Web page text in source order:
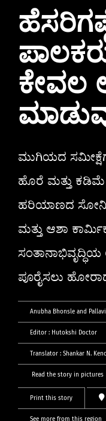
ಕೇವಲ
ಮುಗಿಯದ
ಹೊರೆ ಮತ್ತು
ಹರಿಯಾಣದ
ಮತ್ತು ಆಶಾ
ಪೂರೈಸಲು
Anubha Bhonsle and
Editor : Hutokshi Doctor
Translator : Shankar N.
Read the story in pictures
Print this story
See more from this region